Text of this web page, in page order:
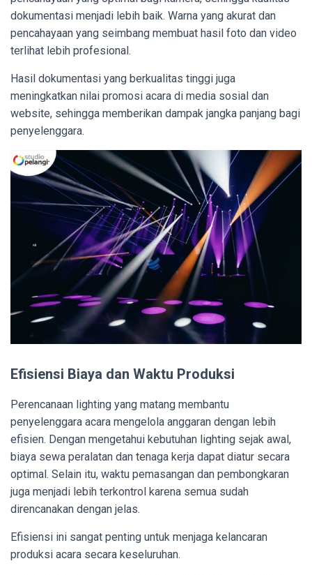
dokumentasi menjadi lebih baik. Warna yang akurat dan
pencahayaan yang seimbang membuat hasil foto dan video
terlihat lebih profesional.
Hasil dokumentasi yang berkualitas tinggi juga
meningkatkan nilai promosi acara di media sosial dan
website, sehingga memberikan dampak jangka panjang bagi
penyelenggara.
Efisiensi Biaya dan Waktu Produksi
Perencanaan lighting yang matang membantu
penyelenggara acara mengelola anggaran dengan lebih
efisien. Dengan mengetahui kebutuhan lighting sejak awal,
biaya sewa peralatan dan tenaga kerja dapat diatur secara
optimal. Selain itu, waktu pemasangan dan pembongkaran
juga menjadi lebih terkontrol karena semua sudah
direncanakan dengan jelas.
Efisiensi ini sangat penting untuk menjaga kelancaran
produksi acara secara keseluruhan.